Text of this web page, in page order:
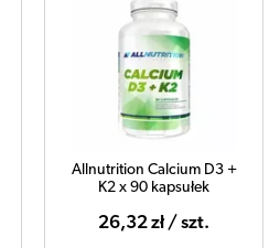
Allnutrition Calcium D3 +
K2 x 90 kapsułek
26,32 zł / szt.